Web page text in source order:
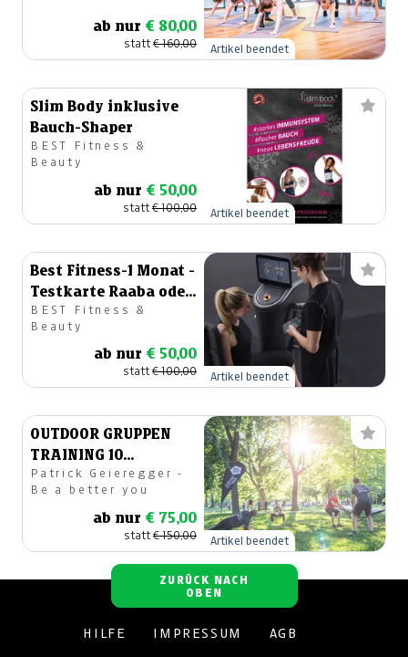
ab nur € 80,00
statt€ 160,00 Artikel beendet
Slim Body inklusive
Bauch-Shaper
BEST Fitness &
Beauty
ab nur € 50,00
statt€ 100,00 Artikel beendet
Best Fitness-1 Monat -
Testkarte Raaba oder
Graz
BEST Fitness &
Beauty
ab nur € 50,00
statt€ 100,00 Artikel beendet
OUTDOOR GRUPPEN
TRAINING 10
EINHEITEN
Patrick Geieregger -
Be a better you
ab nur € 75,00
statt€ 150,00 Artikel beendet
ZURÜCK NACH
OBEN
HILFE IMPRESSUM AGB